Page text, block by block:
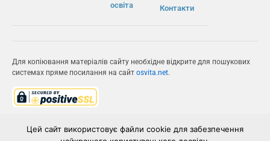
освіта
Контакти
Для копіювання матеріалів сайту необхідне відкрите для пошукових
системах пряме посилання на сайт osvita.net.
Цей сайт використовує файли cookie для забезпечення